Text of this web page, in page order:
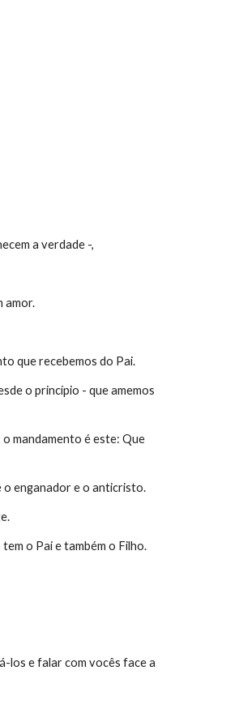
a verdade -,
amor.
que recebemos do Pai.
o princípio - que amemos
mandamento é este: Que
o enganador e o anticristo.
o Pai e também o Filho.
los e falar com vocês face a